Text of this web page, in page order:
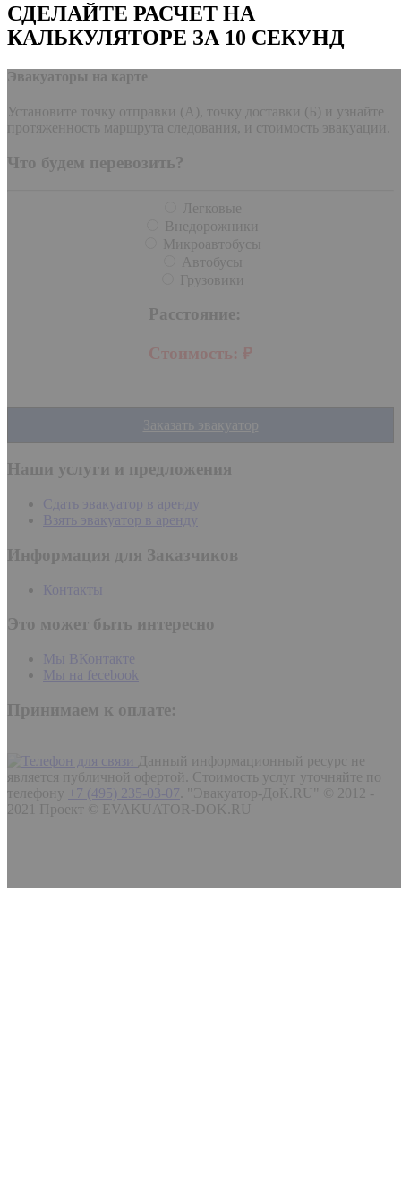
СДЕЛАЙТЕ РАСЧЕТ НА
КАЛЬКУЛЯТОРЕ ЗА 10 СЕКУНД
Эвакуаторы на карте
Установите точку отправки (А), точку доставки (Б) и узнайте
протяженность маршрута следования, и стоимость эвакуации.
Что будем перевозить?
Легковые
Внедорожники
Микроавтобусы
Автобусы
Грузовики
Расстояние:
Стоимость: ₽
Заказать эвакуатор
Наши услуги и предложения
Сдать эвакуатор в аренду
Взять эвакуатор в аренду
Информация для Заказчиков
Контакты
Это может быть интересно
Мы ВКонтакте
Мы на fecebook
Принимаем к оплате:
Данный информационный ресурс не
является публичной офертой. Стоимость услуг уточняйте по
телефону
+7 (495) 235-03-07 "Эвакуатор-ДоК.RU" © 2012 -
2021 Проект © EVAKUATOR-DOK.RU